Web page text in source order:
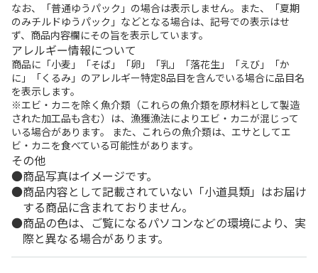
なお、「普通ゆうパック」の場合は表示しません。また、「夏期
のみチルドゆうパック」などとなる場合は、記号での表示はせ
ず、商品内容欄にその旨を表示しています。
アレルギー情報について
商品に「小麦」「そば」「卵」「乳」「落花生」「えび」「か
に」「くるみ」のアレルギー特定8品目を含んでいる場合に品目名
を表示します。
※エビ・カニを除く魚介類（これらの魚介類を原材料として製造
された加工品も含む）は、漁獲漁法によりエビ・カニが混じって
いる場合があります。 また、これらの魚介類は、エサとしてエ
ビ・カニを食べている可能性があります。
その他
商品写真はイメージです。
商品内容として記載されていない「小道具類」はお届け
する商品に含まれておりません。
商品の色は、ご覧になるパソコンなどの環境により、実
際と異なる場合があります。